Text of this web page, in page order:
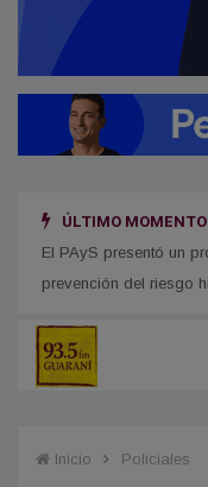
ÚLTIMO
El PAyS presentó un
prevención del riesgo
Inicio Policiales